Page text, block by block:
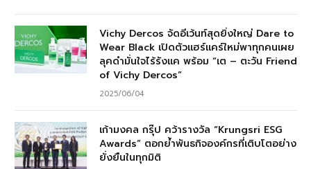
Vichy Dercos จัดอีเว้นท์สุดยิ่งใหญ่ Dare to
Wear Black เปิดตัวแฮร์แคร์ใหม่พาทุกคนเผย
ลุคดำมั่นใจไร้รังแค พร้อม “เต – ตะวัน Friend
of Vichy Dercos”
2025/06/04
เก้ามงคล กรุ๊ป คว้ารางวัล “Krungsri ESG
Awards” ตอกย้ำพันธกิจองค์กรที่เติบโตอย่าง
ยั่งยืนในทุกมิติ